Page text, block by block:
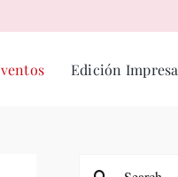
Edición Impresa